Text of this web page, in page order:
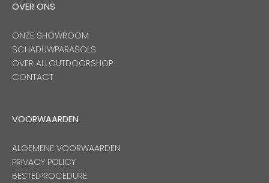
OVER ONS
ONZE SHOWROOM
SCHADUWPARASOLS
OVER ALLOUTDOORSHOP
CONTACT
VOORWAARDEN
ALGEMENE VOORWAARDEN
PRIVACY POLICY
BESTELPROCEDURE